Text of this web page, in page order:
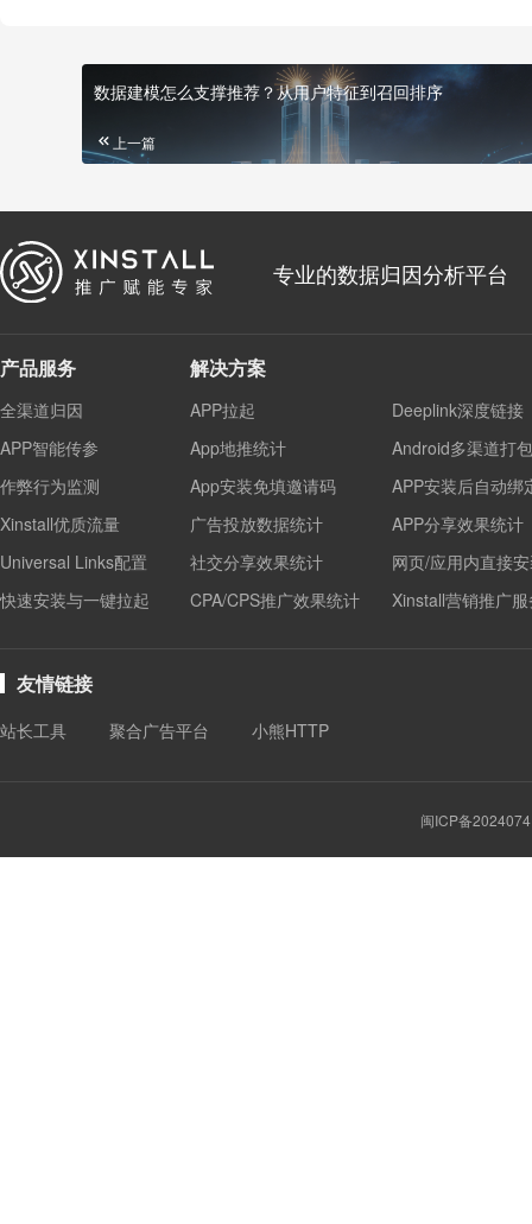
数据建模怎么支撑推荐？从用户特征到召回排序
上一篇
专业的数据归因分析平台
产品服务
全渠道归因
APP智能传参
作弊行为监测
Xinstall优质流量
Universal Links配置
快速安装与一键拉起
解决方案
APP拉起
Deeplink深度链接
App地推统计
Android多渠道打包
App安装免填邀请码
APP安装后自动绑
广告投放数据统计
APP分享效果统计
社交分享效果统计
网页/应用内直接
CPA/CPS推广效果统计
Xinstall营销推广
友情链接
站长工具 聚合广告平台 小熊HTTP
闽ICP备